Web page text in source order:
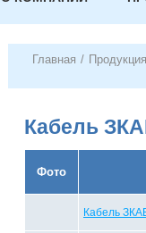
Главная / Продукция
Кабель
Фото
Кабель